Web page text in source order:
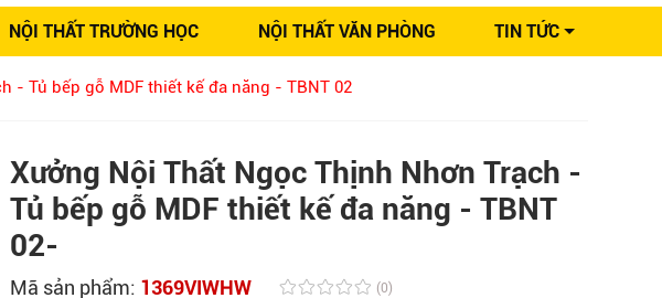
NỘI THẤT TRƯỜNG HỌC NỘI THẤT VĂN PHÒNG TIN TỨC
Giải pháp thiết kế
- Tủ bếp gỗ MDF thiết kế đa năng - TBNT 02
Xưởng Nội Thất Ngọc Thịnh Nhơn Trạch -
Tủ bếp gỗ MDF thiết kế đa năng - TBNT
02-
Mã sản phẩm: 1369VIWHW (0)